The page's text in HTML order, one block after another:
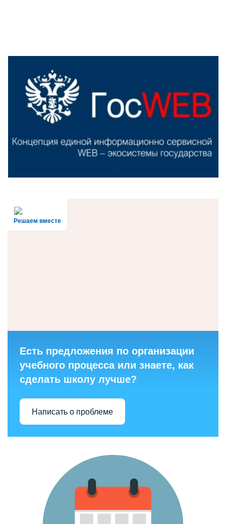
Решаем вместе
Есть предложения по организации
учебного процесса или знаете, как
сделать школу лучше?
Написать о проблеме